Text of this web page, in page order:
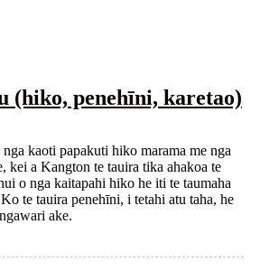
(hiko, penehīni, karetao)
kaoti papakuti hiko marama me nga
kei a Kangton te tauira tika ahakoa te
o nga kaitapahi hiko he iti te taumaha
te tauira penehīni, i tetahi atu taha, he
ake.